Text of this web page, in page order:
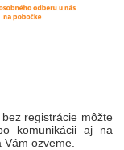
registrácie môžte
komunikácii aj na
ozveme.